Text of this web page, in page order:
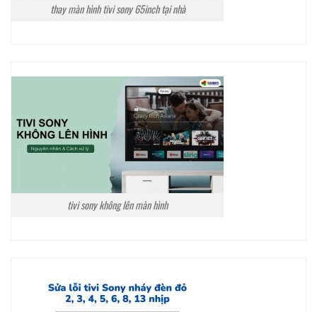
thay màn hình tivi sony 65inch tại nhà
tivi sony không lên màn hình